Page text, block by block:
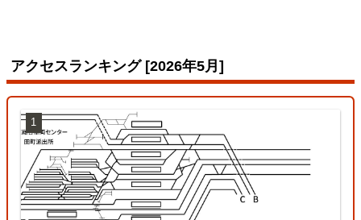
アクセスランキング [2026年5月]
1